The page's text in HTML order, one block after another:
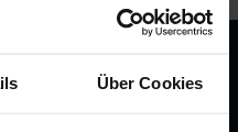
Über Cookies